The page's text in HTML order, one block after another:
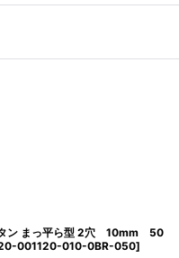
ン まっ平ら型 2穴 10mm 50
001120-010-0BR-050]